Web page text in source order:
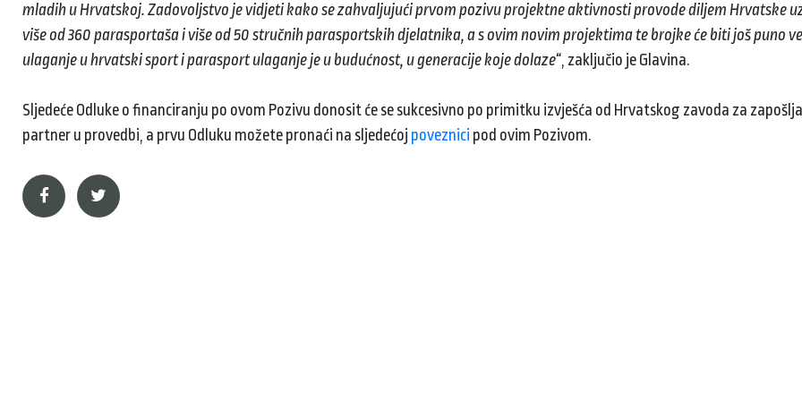
mladih u Hrvatskoj. Zadovoljstvo je vidjeti kako se zahvaljujući prvom pozivu projektne aktivnosti provode diljem Hrvatske
više od 360 parasportaša i više od 50 stručnih parasportskih djelatnika, a s ovim novim projektima te brojke će biti još puno
ulaganje u hrvatski sport i parasport ulaganje je u budućnost, u generacije koje dolaze“ , zaključio je Glavina.
Sljedeće Odluke o financiranju po ovom Pozivu donosit će se sukcesivno po primitku izvješća od Hrvatskog zavoda za
partner u provedbi, a prvu Odluku možete pronaći na sljedećoj poveznici pod ovim Pozivom.